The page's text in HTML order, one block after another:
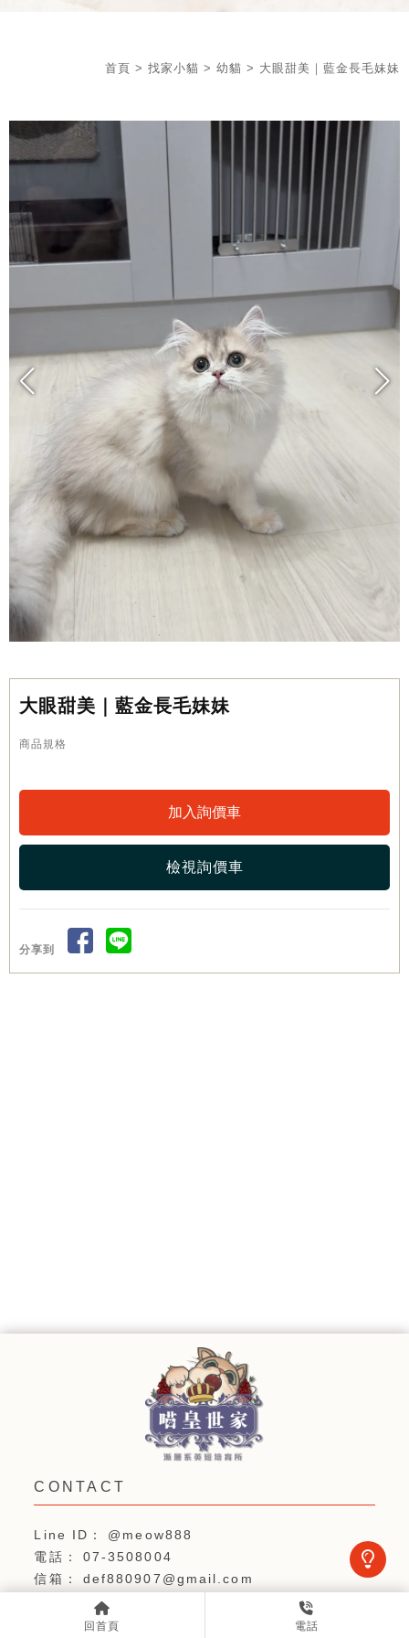
首頁 > 找家小貓 > 幼貓 > 大眼甜美｜藍金長毛妹妹
大眼甜美｜藍金長毛妹妹
商品規格
檢視詢價車
分享到
回首頁 電話
@meow888
07-3508004
def880907@gmail.com
高雄市三民區鼎中路98號2樓之2